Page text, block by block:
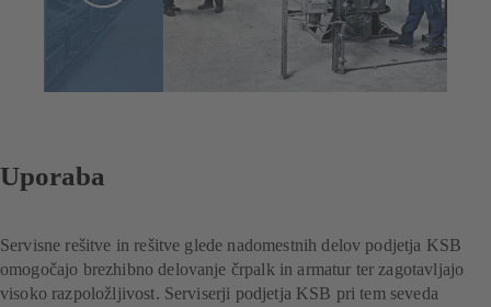
Uporaba
Servisne rešitve in rešitve glede nadomestnih delov podjetja KSB
omogočajo brezhibno delovanje črpalk in armatur ter zagotavljajo
visoko razpoložljivost. Serviserji podjetja KSB pri tem seveda